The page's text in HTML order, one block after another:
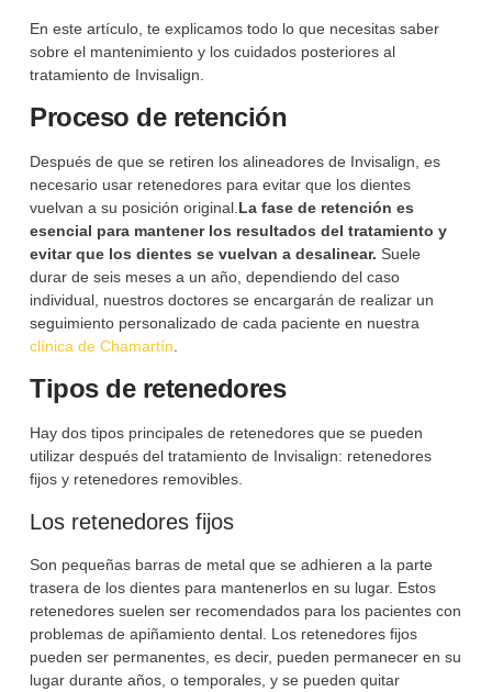
En este artículo, te explicamos todo lo que necesitas saber
sobre el mantenimiento y los cuidados posteriores al
tratamiento de Invisalign.
Proceso de retención
Después de que se retiren los alineadores de Invisalign, es
necesario usar retenedores para evitar que los dientes
vuelvan a su posición original. La fase de retención es
esencial para mantener los resultados del tratamiento y
evitar que los dientes se vuelvan a desalinear. Suele
durar de seis meses a un año, dependiendo del caso
individual, nuestros doctores se encargarán de realizar un
seguimiento personalizado de cada paciente en nuestra
clínica de Chamartín
Tipos de retenedores
Hay dos tipos principales de retenedores que se pueden
utilizar después del tratamiento de Invisalign: retenedores
fijos y retenedores removibles.
Los retenedores fijos
Son pequeñas barras de metal que se adhieren a la parte
trasera de los dientes para mantenerlos en su lugar. Estos
retenedores suelen ser recomendados para los pacientes con
problemas de apiñamiento dental. Los retenedores fijos
pueden ser permanentes, es decir, pueden permanecer en su
lugar durante años, o temporales, y se pueden quitar